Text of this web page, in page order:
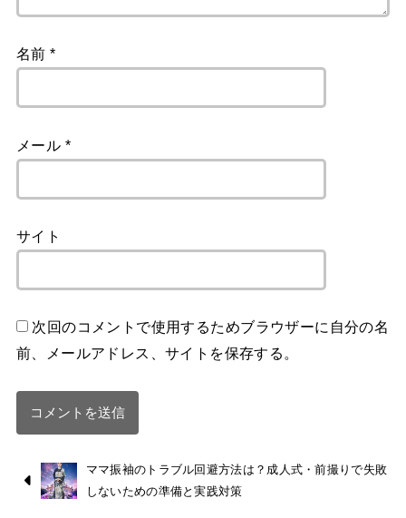
名前*
メール *
サイト
次回のコメントで使用するためブラウザーに自分の名
前、メールアドレス、サイトを保存する。
ママ振袖のトラブル回避方法は？成人式・前撮りで失敗
しないための準備と実践対策